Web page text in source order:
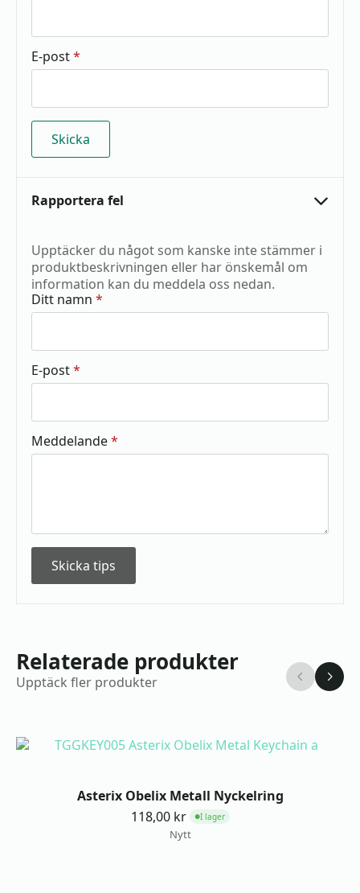
E-post*
Rapportera fel
Upptäcker du något som kanske inte stämmer i
produktbeskrivningen eller har önskemål om
information kan du meddela oss nedan.
Ditt namn *
E-post*
Meddelande*
Skicka tips
Relaterade produkter
Upptäck fler produkter
Asterix Obelix Metall Nyckelring
118,00 kr ●I lager
Nytt